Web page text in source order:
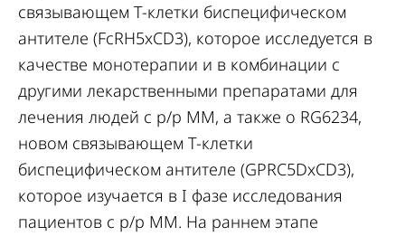
связывающем Т-клетки биспецифическом
антителе (FcRH5xCD3), которое исследуется в
качестве монотерапии и в комбинации с
другими лекарственными препаратами для
лечения людей с р/р ММ, а также о RG6234,
новом связывающем Т-клетки
биспецифическом антителе (GPRC5DxCD3),
которое изучается в I фазе исследования
пациентов с р/р ММ. На раннем этапе